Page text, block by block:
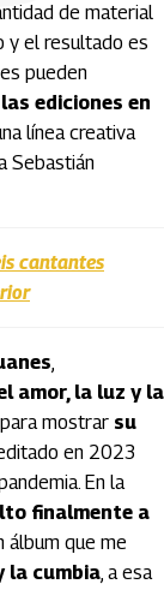
de material
y el resultado es
pueden
ediciones en
línea creativa
Sebastián
cantantes
,
amor, la luz y la
mostrar su
en 2023
En la
finalmente a
álbum que me
la cumbia, a esa